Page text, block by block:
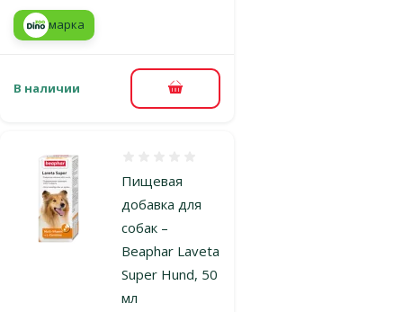
марка
В наличии В корзину
Пищевая
добавка для
собак –
Beaphar Laveta
Super Hund, 50
мл